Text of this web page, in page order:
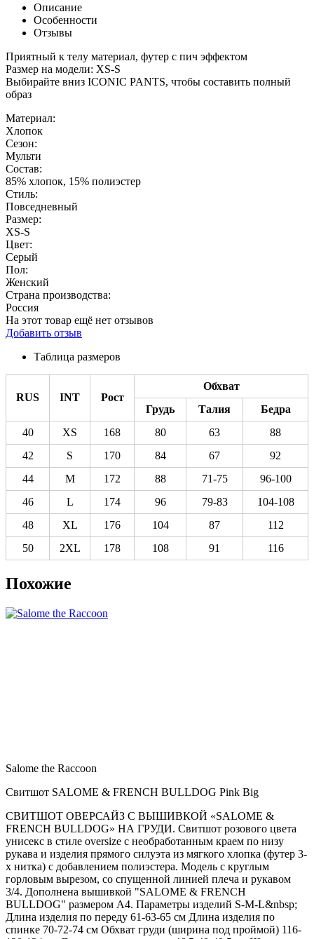
Описание
Особенности
Отзывы
Приятный к телу материал, футер с пич эффектом
Размер на модели: XS-S
Выбирайте вниз ICONIC PANTS, чтобы составить полный
образ
Материал:
Хлопок
Сезон:
Мульти
Состав:
85% хлопок, 15% полиэстер
Стиль:
Повседневный
Размер:
XS-S
Цвет:
Серый
Пол:
Женский
Страна производства:
Россия
На этот товар ещё нет отзывов
Добавить отзыв
Таблица размеров
RUS INT Рост
Обхват
Грудь
Талия
Бедра
40
XS 168 80 63
88
42
S 170 84 67
92
44
M 172 88 71-75
96-100
46
L 174 96 79-83
104-108
48
XL 176 104 87
112
50
2XL 178 108 91 116
Похожие
Salome the Raccoon
Свитшот SALOME & FRENCH BULLDOG Pink Big
СВИТШОТ ОВЕРСАЙЗ С ВЫШИВКОЙ «SALOME &
FRENCH BULLDOG» НА ГРУДИ. Свитшот розового цвета
унисекс в стиле oversize с необработанным краем по низу
рукава и изделия прямого силуэта из мягкого хлопка (футер 3-
х нитка) с добавлением полиэстера. Модель с круглым
горловым вырезом, со спущенной линией плеча и рукавом
3/4. Дополнена вышивкой "SALOME & FRENCH
BULLDOG" размером А4. Параметры изделий S-M-L&nbsp;
Длина изделия по переду 61-63-65 см Длина изделия по
спинке 70-72-74 см Обхват груди (ширина под проймой) 116-